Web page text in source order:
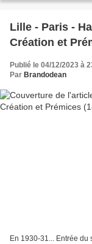
Lille - Paris -
Création et
Publié le 04/12/2023 à
Par Brandodean
En 1930-31... Entrée